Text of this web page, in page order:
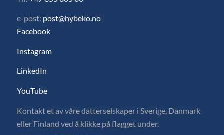
e-post: post@hybeko.no
Facebook
Instagram
LinkedIn
YouTube
Kontakt et av våre datterselskaper i Sverige, Danmark
eller Finland ved å klikke på flagget under.